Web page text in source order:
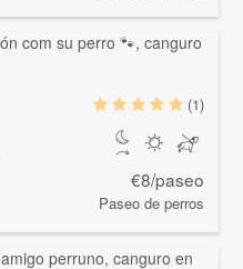
(1)
€8/paseo
Paseo de perros